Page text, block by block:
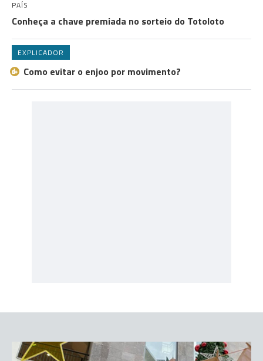
PAÍS
Conheça a chave premiada no sorteio do Totoloto
EXPLICADOR
Como evitar o enjoo por movimento?